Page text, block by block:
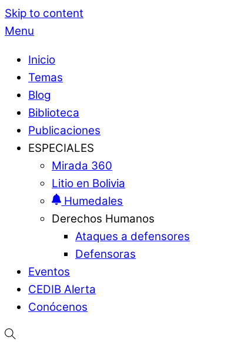
Skip to content
Menu
Inicio
Temas
Blog
Biblioteca
Publicaciones
ESPECIALES
Mirada 360
Litio en Bolivia
Humedales
Derechos Humanos
Ataques a defensores
Defensoras
Eventos
CEDIB Alerta
Conócenos